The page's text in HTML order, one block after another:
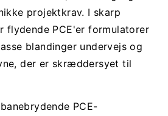
projektkrav. I skarp
flydende PCE'er formulatorer
blandinger undervejs og
der er skræddersyet til
PCE-